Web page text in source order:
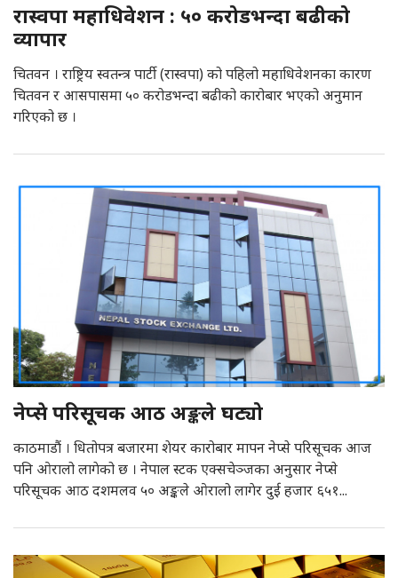
रास्वपा महाधिवेशन : ५० करोडभन्दा बढीको
व्यापार
चितवन । राष्ट्रिय स्वतन्त्र पार्टी (रास्वपा) को पहिलो महाधिवेशनका कारण
चितवन र आसपासमा ५० करोडभन्दा बढीको कारोबार भएको अनुमान
गरिएको छ ।
नेप्से परिसूचक आठ अङ्कले घट्यो
काठमाडौं । धितोपत्र बजारमा शेयर कारोबार मापन नेप्से परिसूचक आज
पनि ओरालो लागेको छ । नेपाल स्टक एक्सचेञ्जका अनुसार नेप्से
परिसूचक आठ दशमलव ५० अङ्कले ओरालो लागेर दुई हजार ६५१...